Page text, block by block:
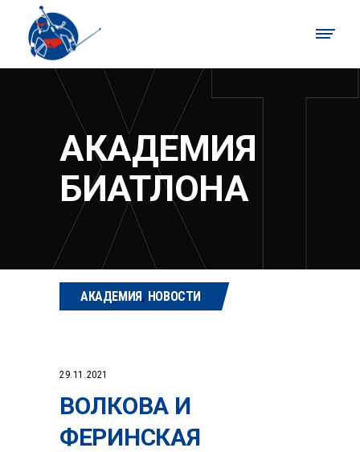
АКАДЕМИЯ
БИАТЛОНА
АКАДЕМИЯ, НОВОСТИ
29.11.2021
ВОЛКОВА И
ФЕРИНСКАЯ